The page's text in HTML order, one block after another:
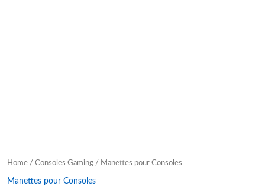
Home / Consoles Gaming / Manettes pour Consoles
Manettes pour Consoles